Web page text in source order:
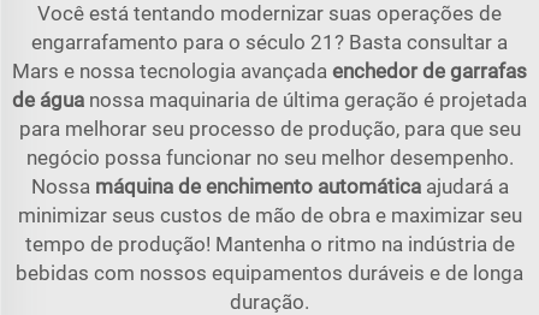
Você está tentando modernizar suas operações de
engarrafamento para o século 21? Basta consultar a
Mars e nossa tecnologia avançada enchedor de garrafas
de água nossa maquinaria de última geração é projetada
para melhorar seu processo de produção, para que seu
negócio possa funcionar no seu melhor desempenho.
Nossa máquina de enchimento automática ajudará a
minimizar seus custos de mão de obra e maximizar seu
tempo de produção! Mantenha o ritmo na indústria de
bebidas com nossos equipamentos duráveis e de longa
duração.